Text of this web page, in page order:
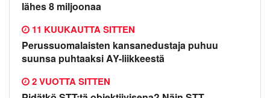
lähes 8 miljoonaa
Perussuomalaisten kansanedustaja puhuu
suunsa puhtaaksi AY-liikkeestä
11 KUUKAUTTA SITTEN
2 VUOTTA SITTEN